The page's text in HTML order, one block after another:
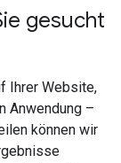
gesucht
Ihrer Website,
Anwendung –
können wir